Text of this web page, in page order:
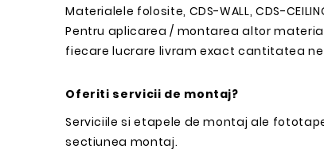
Materialele folosite, CDS-WALL, CDS-
Pentru aplicarea / montarea altor
fiecare lucrare livram exact cantitatea
Oferiti servicii de montaj?
Serviciile si etapele de montaj ale
sectiunea montaj.